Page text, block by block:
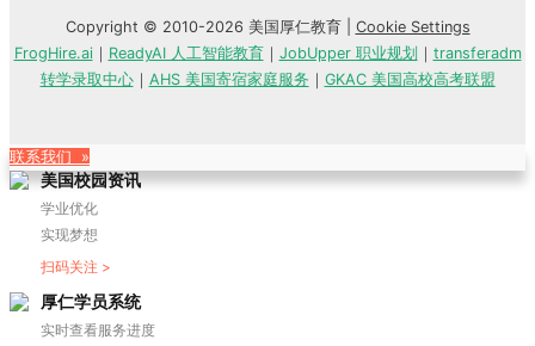
Copyright © 2010-2026 美国厚仁教育 | Cookie Settings
FrogHire.ai｜ ReadyAI 人工智能教育｜ JobUpper 职业规划 ｜ transferadm
转学录取中心｜ AHS 美国寄宿家庭服务 ｜ GKAC 美国高校高考联盟
联系我们 »
美国校园资讯
学业优化
实现梦想
扫码关注 >
厚仁学员系统
实时查看服务进度